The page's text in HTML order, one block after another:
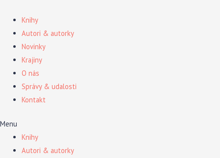
obsah
Knihy
Autori & autorky
Novinky
Krajiny
O nás
Správy & udalosti
Kontakt
Menu
Knihy
Autori & autorky